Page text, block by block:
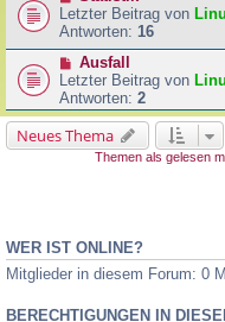
Letzter Beitrag von
Antworten: 16
Ausfall
Letzter Beitrag von
Antworten: 2
Neues Thema
Themen als gelesen
WER IST ONLINE?
Mitglieder in diesem Forum: 0
BERECHTIGUNGEN IN